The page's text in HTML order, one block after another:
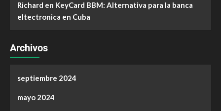
Richard en KeyCard BBM: Alternativa para la banca
eltectronica en Cuba
Archivos
septiembre 2024
mayo 2024